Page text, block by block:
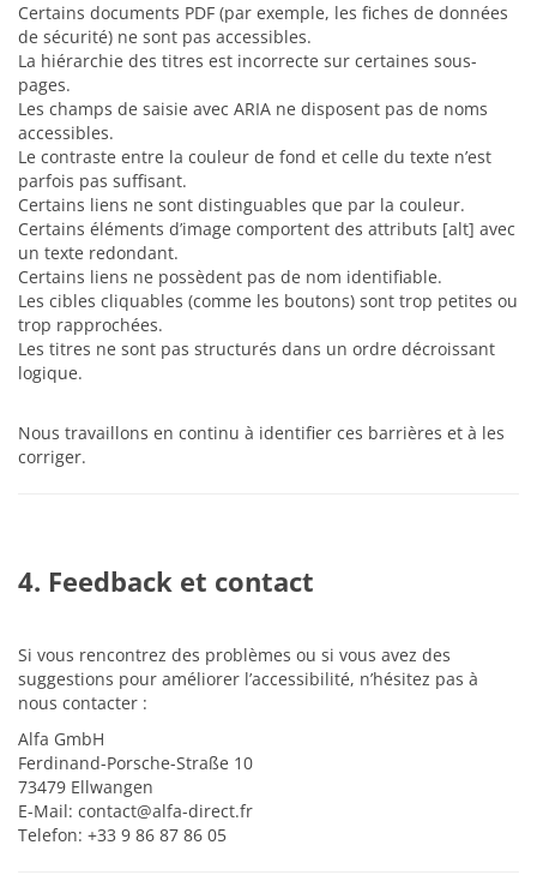
Certains documents PDF (par exemple, les fiches de données
de sécurité) ne sont pas accessibles.
La hiérarchie des titres est incorrecte sur certaines sous-
pages.
Les champs de saisie avec ARIA ne disposent pas de noms
accessibles.
Le contraste entre la couleur de fond et celle du texte n’est
parfois pas suffisant.
Certains liens ne sont distinguables que par la couleur.
Certains éléments d’image comportent des attributs [alt] avec
un texte redondant.
Certains liens ne possèdent pas de nom identifiable.
Les cibles cliquables (comme les boutons) sont trop petites ou
trop rapprochées.
Les titres ne sont pas structurés dans un ordre décroissant
logique.
Nous travaillons en continu à identifier ces barrières et à les
corriger.
4. Feedback et contact
Si vous rencontrez des problèmes ou si vous avez des
suggestions pour améliorer l’accessibilité, n’hésitez pas à
nous contacter :
Alfa GmbH
Ferdinand-Porsche-Straße 10
73479 Ellwangen
E-Mail: contact@alfa-direct.fr
Telefon: +33 9 86 87 86 05